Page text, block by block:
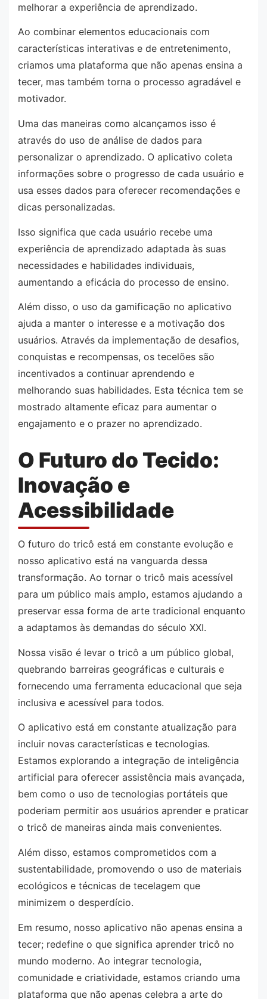
melhorar a experiência de aprendizado.
Ao combinar elementos educacionais com
características interativas e de entretenimento,
criamos uma plataforma que não apenas ensina a
tecer, mas também torna o processo agradável e
motivador.
Uma das maneiras como alcançamos isso é
através do uso de análise de dados para
personalizar o aprendizado. O aplicativo coleta
informações sobre o progresso de cada usuário e
usa esses dados para oferecer recomendações e
dicas personalizadas.
Isso significa que cada usuário recebe uma
experiência de aprendizado adaptada às suas
necessidades e habilidades individuais,
aumentando a eficácia do processo de ensino.
Além disso, o uso da gamificação no aplicativo
ajuda a manter o interesse e a motivação dos
usuários. Através da implementação de desafios,
conquistas e recompensas, os tecelões são
incentivados a continuar aprendendo e
melhorando suas habilidades. Esta técnica tem se
mostrado altamente eficaz para aumentar o
engajamento e o prazer no aprendizado.
O Futuro do Tecido:
Inovação e
Acessibilidade
O futuro do tricô está em constante evolução e
nosso aplicativo está na vanguarda dessa
transformação. Ao tornar o tricô mais acessível
para um público mais amplo, estamos ajudando a
preservar essa forma de arte tradicional enquanto
a adaptamos às demandas do século XXI.
Nossa visão é levar o tricô a um público global,
quebrando barreiras geográficas e culturais e
fornecendo uma ferramenta educacional que seja
inclusiva e acessível para todos.
O aplicativo está em constante atualização para
incluir novas características e tecnologias.
Estamos explorando a integração de inteligência
artificial para oferecer assistência mais avançada,
bem como o uso de tecnologias portáteis que
poderiam permitir aos usuários aprender e praticar
o tricô de maneiras ainda mais convenientes.
Além disso, estamos comprometidos com a
sustentabilidade, promovendo o uso de materiais
ecológicos e técnicas de tecelagem que
minimizem o desperdício.
Em resumo, nosso aplicativo não apenas ensina a
tecer; redefine o que significa aprender tricô no
mundo moderno. Ao integrar tecnologia,
comunidade e criatividade, estamos criando uma
plataforma que não apenas celebra a arte do